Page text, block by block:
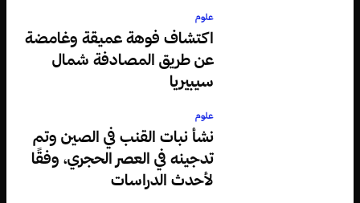
علوم
اكتشاف فوهة عميقة وغامضة
عن طريق المصادفة شمال
سيبيريا
علوم
نشأ نبات القنب في الصين وتم
تدجينه في العصر الحجري، وفقًا
لأحدث الدراسات